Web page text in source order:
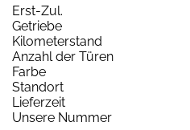
Erst-Zul.
Getriebe
Kilometerstand
Anzahl der Türen
Farbe
Standort
Lieferzeit
Unsere Nummer